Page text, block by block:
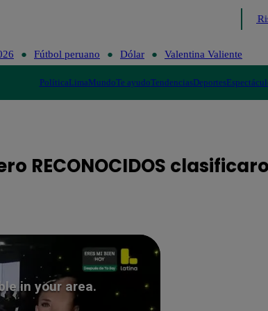
Me Caigo de
Fútbol peruano Dólar Valentina Valiente
PolíticaLimaMundoTe ayudoTendenciasDeportes
RECONOCIDOS